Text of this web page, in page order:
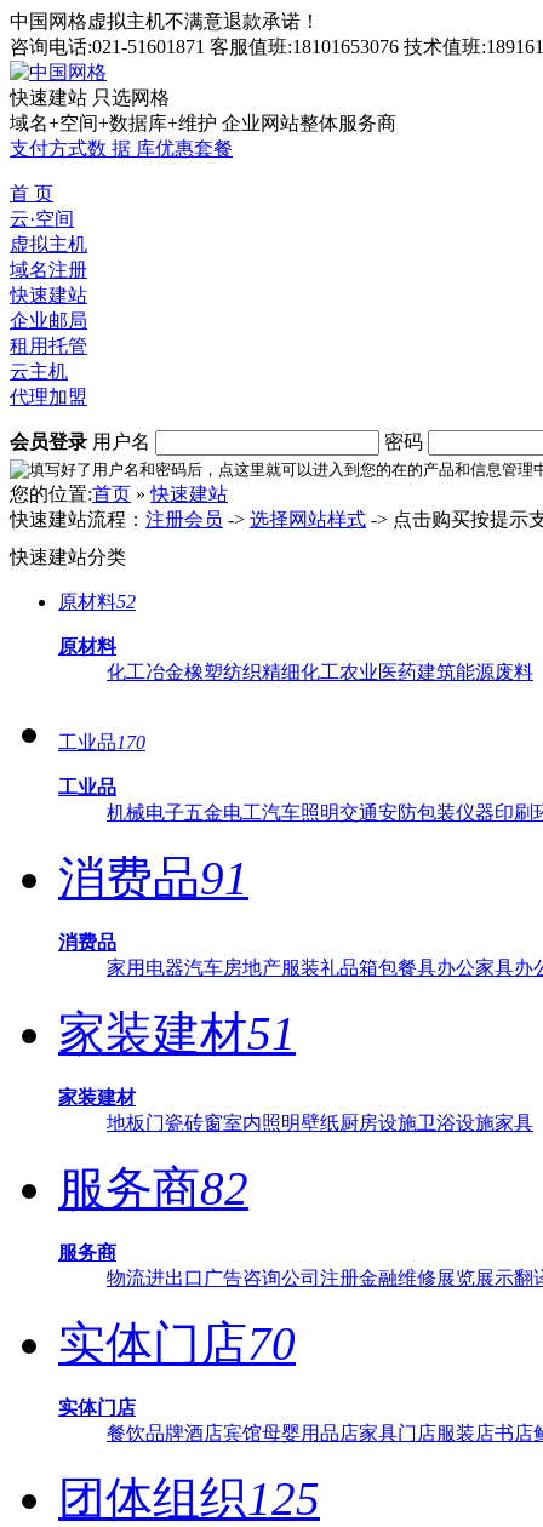
中国网格虚拟主机不满意退款承诺！
咨询电话:021-51601871 客服值班:18101653076 技术值班
快速建站 只选网格
域名+空间+数据库+维护 企业网站整体服务商
支付方式数 据 库优惠套餐
首 页
云·空间
虚拟主机
域名注册
快速建站
企业邮局
租用托管
云主机
代理加盟
会员登录 用户名 密码
您的位置:首页 »快速建站
快速建站流程： 注册会员 -> 选择网站样式 -> 点击购买按提示
快速建站分类
原材料52
原材料
化工冶金橡塑纺织精细化工农业医药建筑能源废料
工业品170
工业品
机械电子五金电工汽车照明交通安防包装仪器印刷
消费品91
消费品
家用电器汽车房地产服装礼品箱包餐具办公家具办
家装建材51
家装建材
地板门瓷砖窗室内照明壁纸厨房设施卫浴设施家具
服务商82
服务商
物流进出口 广告咨询公司注册金融维修展览展示翻
实体门店70
实体门店
餐饮品牌酒店宾馆母婴用品店家具门店服装店书店
团体组织125